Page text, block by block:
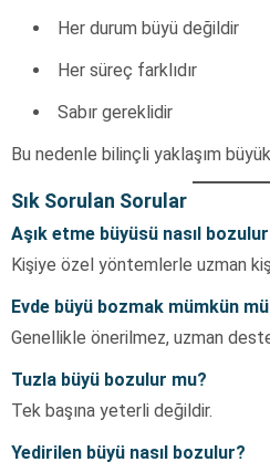
Her durum büyü değildir
Her süreç farklıdır
Sabır gereklidir
Bu nedenle bilinçli yaklaşım
Sık Sorulan Sorular
Aşık etme büyüsü nasıl
Kişiye özel yöntemlerle uzman
Evde büyü bozmak mümkün
Genellikle önerilmez, uzman
Tuzla büyü bozulur mu?
Tek başına yeterli değildir.
Yedirilen büyü nasıl bozulur?